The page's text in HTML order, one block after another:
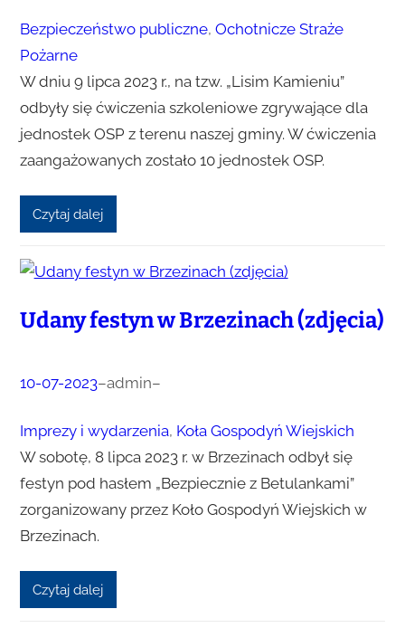
Bezpieczeństwo publiczne, Ochotnicze Straże
Pożarne
W dniu 9 lipca 2023 r., na tzw. „Lisim Kamieniu”
odbyły się ćwiczenia szkoleniowe zgrywające dla
jednostek OSP z terenu naszej gminy. W ćwiczenia
zaangażowanych zostało 10 jednostek OSP.
Czytaj dalej
Udany festyn w Brzezinach (zdjęcia)
10-07-2023–admin–
Imprezy i wydarzenia, Koła Gospodyń Wiejskich
W sobotę, 8 lipca 2023 r. w Brzezinach odbył się
festyn pod hasłem „Bezpiecznie z Betulankami”
zorganizowany przez Koło Gospodyń Wiejskich w
Brzezinach.
Czytaj dalej